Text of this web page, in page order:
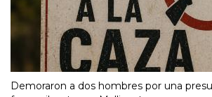
Demoraron a dos hombres por una